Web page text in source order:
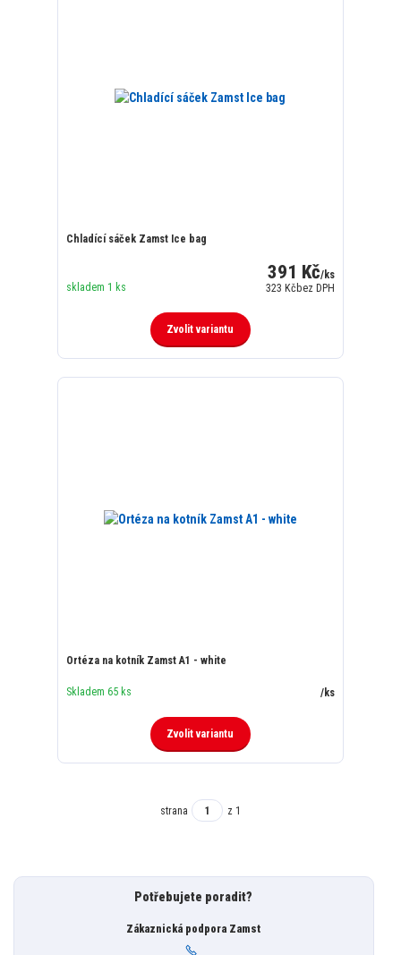
Chladící sáček Zamst Ice bag
391 Kč/ks
323 Kčbez DPH
skladem 1 ks
Zvolit variantu
Ortéza na kotník Zamst A1 - white
/ks
Skladem 65 ks
Zvolit variantu
strana z 1
Potřebujete poradit?
Zákaznická podpora Zamst